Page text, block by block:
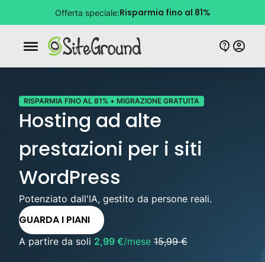
Offerta speciale:Risparmia fino al 81%
Bottone navigazione da mobile
RISPARMIA FINO AL 81% + MIGRAZIONE GRATUITA
Hosting ad alte
prestazioni per i siti
WordPress
Potenziato dall'IA, gestito da persone reali.
GUARDA I PIANI
A partire da soli 2,99 €/mese 15,99 €